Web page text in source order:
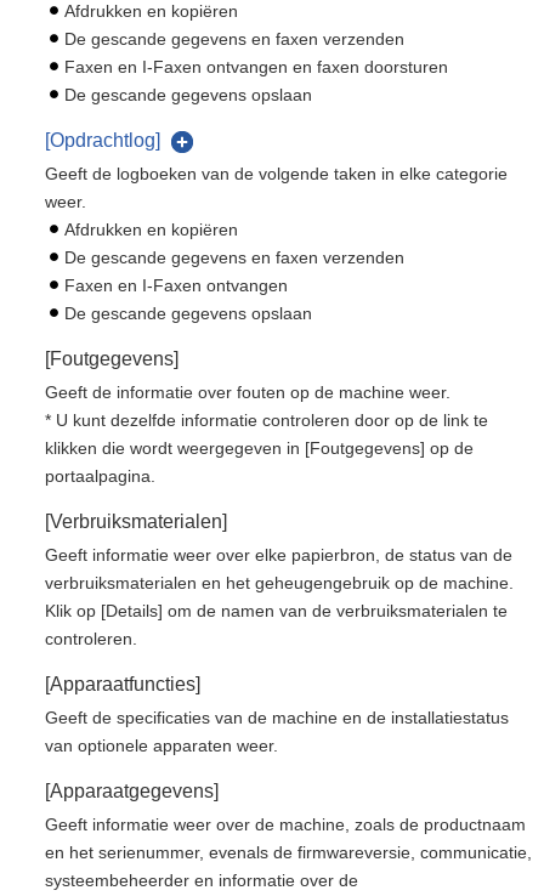
Afdrukken en kopiëren
De gescande gegevens en faxen verzenden
Faxen en I-Faxen ontvangen en faxen doorsturen
De gescande gegevens opslaan
[Opdrachtlog]
Geeft de logboeken van de volgende taken in elke categorie
weer.
Afdrukken en kopiëren
De gescande gegevens en faxen verzenden
Faxen en I-Faxen ontvangen
De gescande gegevens opslaan
[Foutgegevens]
Geeft de informatie over fouten op de machine weer.
* U kunt dezelfde informatie controleren door op de link te
klikken die wordt weergegeven in [Foutgegevens] op de
portaalpagina.
[Verbruiksmaterialen]
Geeft informatie weer over elke papierbron, de status van de
verbruiksmaterialen en het geheugengebruik op de machine.
Klik op [Details] om de namen van de verbruiksmaterialen te
controleren.
[Apparaatfuncties]
Geeft de specificaties van de machine en de installatiestatus
van optionele apparaten weer.
[Apparaatgegevens]
Geeft informatie weer over de machine, zoals de productnaam
en het serienummer, evenals de firmwareversie, communicatie,
systeembeheerder en informatie over de